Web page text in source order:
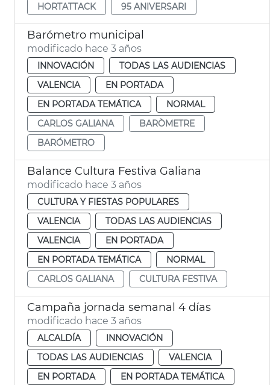
HORTATTACK
95 ANIVERSARI
Barómetro municipal
modificado hace 3 años
INNOVACIÓN
TODAS LAS AUDIENCIAS
VALENCIA
EN PORTADA
EN PORTADA TEMÁTICA
NORMAL
CARLOS GALIANA
BARÒMETRE
BARÓMETRO
Balance Cultura Festiva Galiana
modificado hace 3 años
CULTURA Y FIESTAS POPULARES
VALENCIA
TODAS LAS AUDIENCIAS
VALENCIA
EN PORTADA
EN PORTADA TEMÁTICA
NORMAL
CARLOS GALIANA
CULTURA FESTIVA
Campaña jornada semanal 4 días
modificado hace 3 años
ALCALDÍA
INNOVACIÓN
TODAS LAS AUDIENCIAS
VALENCIA
EN PORTADA
EN PORTADA TEMÁTICA